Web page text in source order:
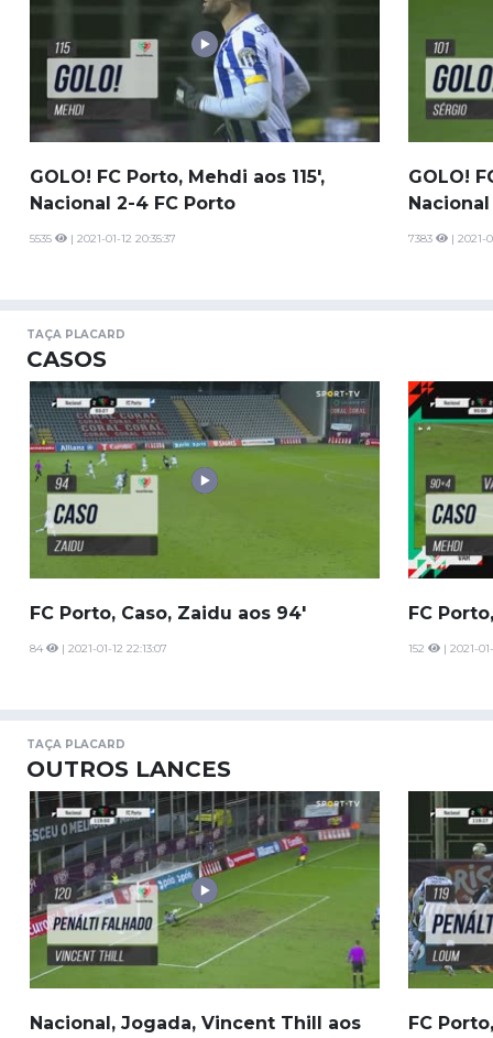
GOLO! FC Porto, Mehdi aos 115',
Nacional 2-4 FC Porto
5535 | 2021-01-12 20:35:37
GOLO!
7383 | 2021-
TAÇA PLACARD
CASOS
FC Porto, Caso, Zaidu aos 94'
84 | 2021-01-12 22:13:07
FC
152 | 2021-
TAÇA PLACARD
OUTROS LANCES
Nacional, Jogada, Vincent Thill aos
FC